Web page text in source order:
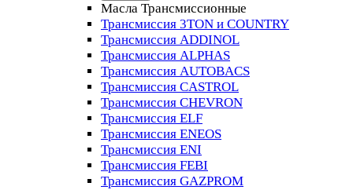
Масла Трансмиссионные
Трансмиссия 3TON и COUNTRY
Трансмиссия ADDINOL
Трансмиссия ALPHAS
Трансмиссия AUTOBACS
Трансмиссия CASTROL
Трансмиссия CHEVRON
Трансмиссия ELF
Трансмиссия ENEOS
Трансмиссия ENI
Трансмиссия FEBI
Трансмиссия GAZPROM